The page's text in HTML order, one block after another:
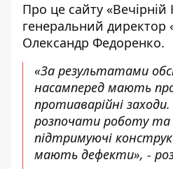
Про це сайту «Вечірній
генеральний директор
Олександр Федоренко.
«За результатами
насамперед мають
протиаварійні
розпочати роботу
підтримуючі
мають дефекти», -